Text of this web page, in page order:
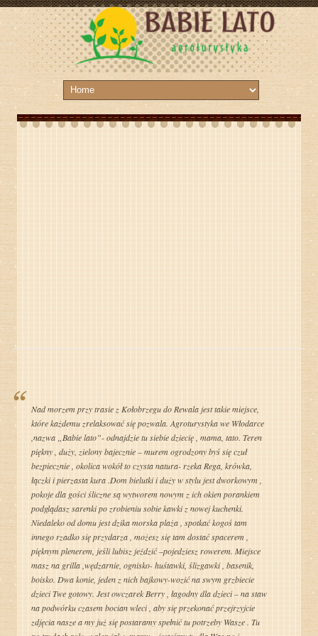
Nad morzem przy trasie z Kołobrzegu do Rewala jest takie miejsce,
które każdemu zrelaksować się pozwala. Agroturystyka we Włodarce
,nazwa „Babie lato”- odnajdzie tu siebie dziecię , mama, tato. Teren
piękny , duży, zielony bajecznie – murem ogrodzony byś się czuł
bezpiecznie , okolica wokół to czysta natura- rzeka Rega, krówka,
łączki i pierzasta kura .Dom bielutki i duży w stylu jest dworkowym ,
pokoje dla gości śliczne są wytworem nowym z ich okien porankiem
podglądasz sarenki po zrobieniu sobie kawki z nowej kuchenki.
Niedaleko od domu jest dzika morska plaża , spotkać kogoś tam
innego rzadko się przydarza , możesz się tam dostać spacerem ,
pięknym plenerem, jeśli lubisz jeździć –pojedziesz rowerem. Miejsce
masz na grilla ,wędzarnie, ognisko- huśtawki, ślizgawki , basenik,
boisko. Dwa konie, jeden z nich bajkowy-wozić na swym grzbiecie
dzieci Twe gotowy. Jest owczarek Berry , łagodny dla dzieci – na staw
na podwórku czasem bocian wleci , aby się przekonać przejrzyjcie
zdjęcia nasze a my już się postaramy spełnić tu potrzeby Wasze . Tu